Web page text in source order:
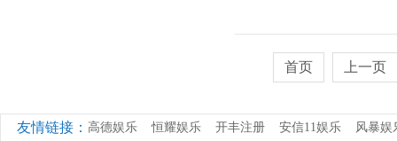
首页 上一页
友情链接： 高德娱乐 恒耀娱乐 开丰注册 安信11娱乐 风暴娱